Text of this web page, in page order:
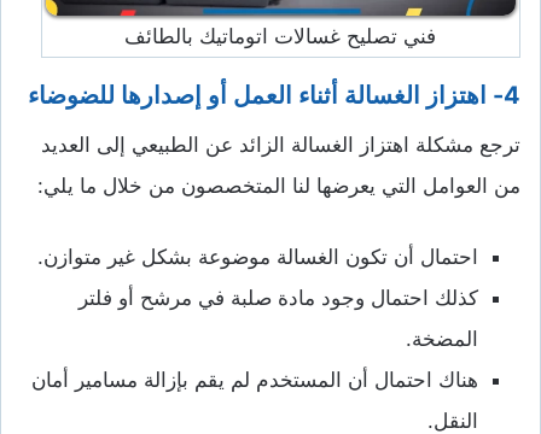
فني تصليح غسالات اتوماتيك بالطائف
4- اهتزاز الغسالة أثناء العمل أو إصدارها للضوضاء
ترجع مشكلة اهتزاز الغسالة الزائد عن الطبيعي إلى العديد
من العوامل التي يعرضها لنا المتخصصون من خلال ما يلي:
احتمال أن تكون الغسالة موضوعة بشكل غير متوازن.
كذلك احتمال وجود مادة صلبة في مرشح أو فلتر
المضخة.
هناك احتمال أن المستخدم لم يقم بإزالة مسامير أمان
النقل.